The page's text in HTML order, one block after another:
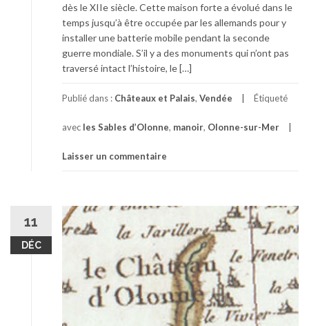
dès le XIIe siècle. Cette maison forte a évolué dans le
temps jusqu’à être occupée par les allemands pour y
installer une batterie mobile pendant la seconde
guerre mondiale. S’il y a des monuments qui n’ont pas
traversé intact l’histoire, le […]
Publié dans : Châteaux et Palais, Vendée Étiqueté
avec les Sables d’Olonne, manoir, Olonne-sur-Mer
Laisser un commentaire
11
DÉC